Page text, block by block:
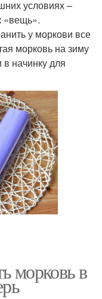
условиях –
«вещь».
у моркови все
морковь на зиму
начинку для
морковь в